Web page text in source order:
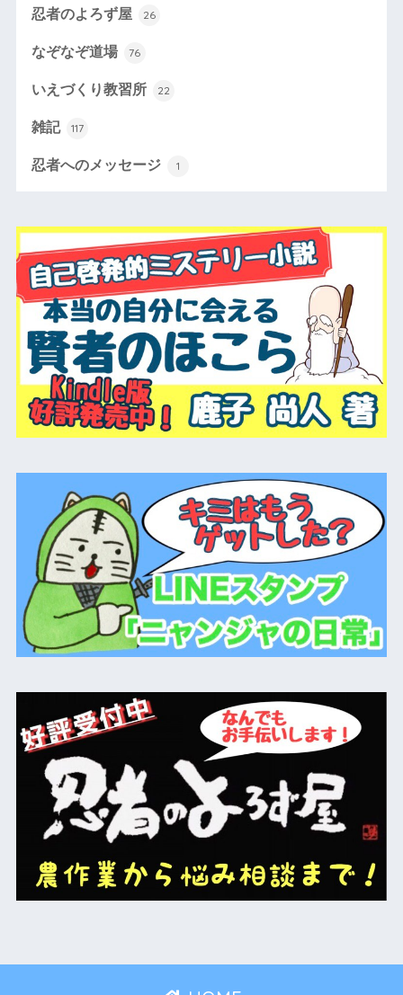
忍者のよろず屋 26
なぞなぞ道場 76
いえづくり教習所 22
雑記 117
忍者へのメッセージ 1